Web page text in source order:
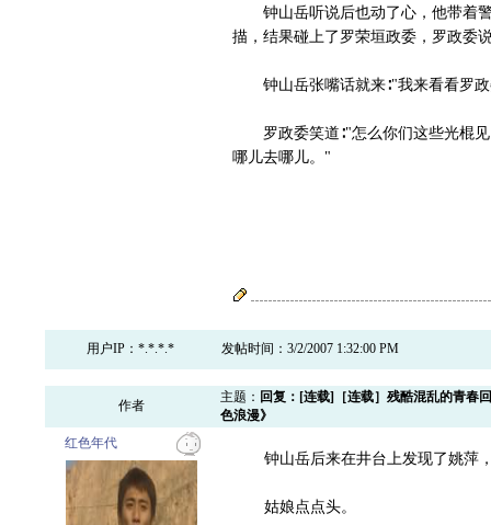
钟山岳听说后也动了心，他带着警
描，结果碰上了罗荣垣政委，罗政委
钟山岳张嘴话就来∶"我来看看罗
罗政委笑道∶"怎么你们这些光棍见
哪儿去哪儿。"
用户IP：*.*.*.* 发帖时间：3/2/2007 1:32:00 PM
作者
主题： 回复：[连载]［连载］残酷混乱的青春
色浪漫》
红色年代
钟山岳后来在井台上发现了姚萍，
姑娘点点头。